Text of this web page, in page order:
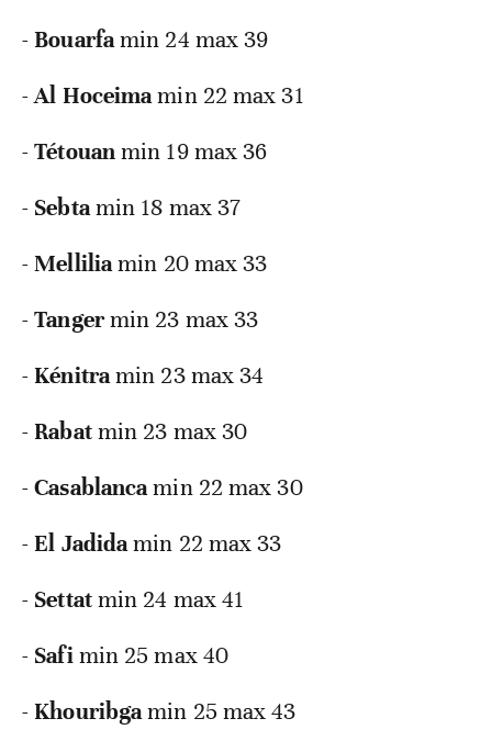
-Bouarfamin 24 max 39
-Al Hoceimamin 22 max 31
-Tétouanmin 19 max 36
- Sebtamin 18 max 37
-Melliliamin 20 max 33
-Tangermin 23 max 33
-Kénitramin 23 max 34
-Rabatmin 23 max 30
-Casablancamin 22 max 30
-El Jadidamin 22 max 33
- Settatmin 24 max 41
- Safimin 25 max 40
-Khouribgamin 25 max 43